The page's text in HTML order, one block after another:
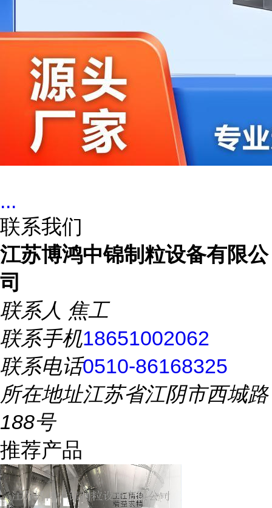
...
联系我们
江苏博鸿中锦制粒设备有限公
司
联系人 焦工
联系手机18651002062
联系电话0510-86168325
所在地址江苏省江阴市西城路
188号
推荐产品